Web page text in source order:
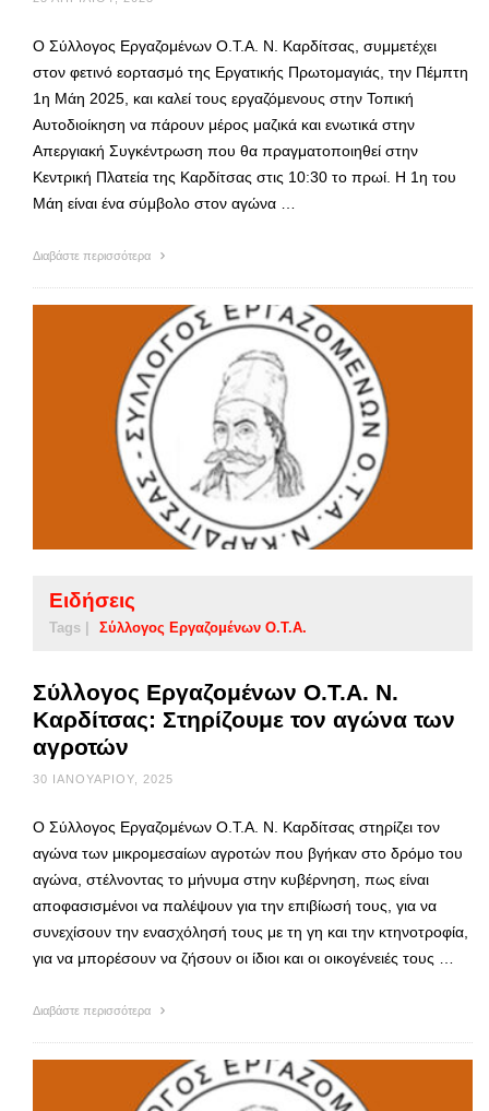
Ο Σύλλογος Εργαζομένων Ο.Τ.Α. Ν. Καρδίτσας, συμμετέχει
στον φετινό εορτασμό της Εργατικής Πρωτομαγιάς, την Πέμπτη
1η Μάη 2025, και καλεί τους εργαζόμενους στην Τοπική
Αυτοδιοίκηση να πάρουν μέρος μαζικά και ενωτικά στην
Απεργιακή Συγκέντρωση που θα πραγματοποιηθεί στην
Κεντρική Πλατεία της Καρδίτσας στις 10:30 το πρωί. Η 1η του
Μάη είναι ένα σύμβολο στον αγώνα …
Διαβάστε περισσότερα
Ειδήσεις
Tags | Σύλλογος Εργαζομένων Ο.Τ.Α.
Σύλλογος Εργαζομένων Ο.Τ.Α. Ν.
Καρδίτσας: Στηρίζουμε τον αγώνα των
αγροτών
30 ΙΑΝΟΥΑΡΊΟΥ, 2025
Ο Σύλλογος Εργαζομένων Ο.Τ.Α. Ν. Καρδίτσας στηρίζει τον
αγώνα των μικρομεσαίων αγροτών που βγήκαν στο δρόμο του
αγώνα, στέλνοντας το μήνυμα στην κυβέρνηση, πως είναι
αποφασισμένοι να παλέψουν για την επιβίωσή τους, για να
συνεχίσουν την ενασχόλησή τους με τη γη και την κτηνοτροφία,
για να μπορέσουν να ζήσουν οι ίδιοι και οι οικογένειές τους …
Διαβάστε περισσότερα